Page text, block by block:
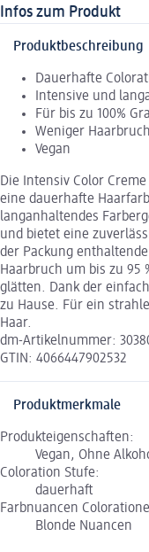
Infos zum Produkt
Produktbeschreibung
Dauerhafte
Intensive und
Für bis zu 100%
Weniger
Vegan
Die Intensiv Color
eine dauerhafte
langanhaltendes
und bietet eine
der Packung
Haarbruch um bis zu 95
glätten. Dank der
zu Hause. Für ein
Haar.
dm-Artikelnummer:
GTIN: 4066447902532
Produktmerkmale
Produkteigenschaften:
Vegan, Ohne
Coloration Stufe:
dauerhaft
Farbnuancen
Blonde Nuancen